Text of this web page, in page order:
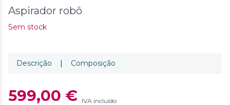
Aspirador robô
Sem stock
Descrição | Composição
599,00 € IVA incluído